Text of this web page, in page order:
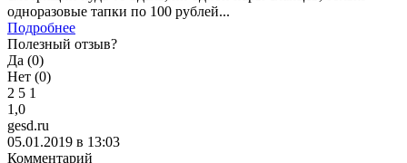
одноразовые тапки по 100 рублей...
Подробнее
Полезный отзыв?
Да (0)
Нет (0)
2 5 1
1,0
gesd.ru
05.01.2019 в 13:03
Комментарий